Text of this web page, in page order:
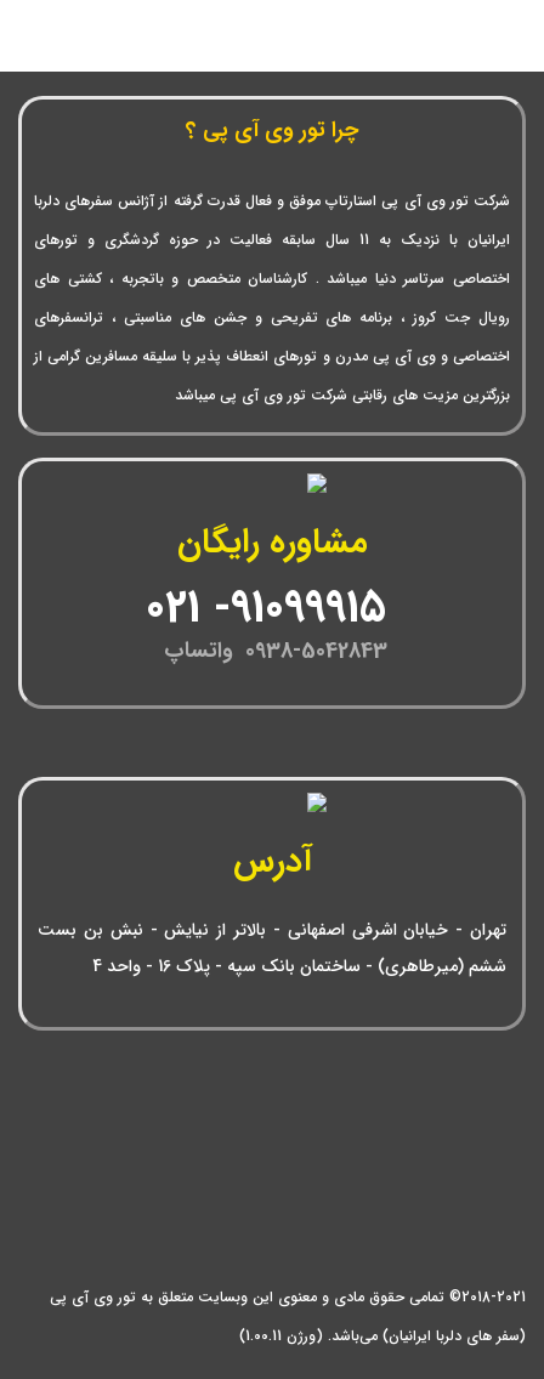
چرا تور وی آی پی ؟
شرکت تور وی آی پی استارتاپ موفق و فعال قدرت گرفته از آژانس سفرهای دلربا
ایرانیان با نزدیک به 11 سال سابقه فعالیت در حوزه گردشگری و تورهای
اختصاصی سرتاسر دنیا میباشد . کارشناسان متخصص و باتجربه ، کشتی های
رویال جت کروز ، برنامه های تفریحی و جشن های مناسبتی ، ترانسفرهای
اختصاصی و وی آی پی مدرن و تورهای انعطاف پذیر با سلیقه مسافرین گرامی از
بزرگترین مزیت های رقابتی شرکت تور وی آی پی میباشد
مشاوره رایگان
0938-5042843 واتساپ
آدرس
تهران - خیابان اشرفی اصفهانی - بالاتر از نیایش - نبش بن بست
ششم (میرطاهری) - ساختمان بانک سپه - پلاک 16 - واحد 4
2018-2021© تمامی حقوق مادی و معنوی این وبسایت متعلق به تور وی آی پی
(سفر های دلربا ایرانیان) می‌باشد. (ورژن 1.00.11)